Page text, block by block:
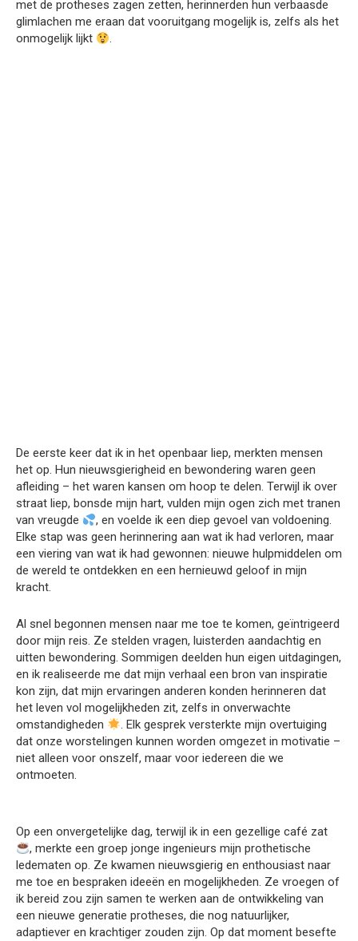
met de protheses zagen zetten, herinnerden hun verbaasde
glimlachen me eraan dat vooruitgang mogelijk is, zelfs als het
onmogelijk lijkt
.
De eerste keer dat ik in het openbaar liep, merkten mensen
het op. Hun nieuwsgierigheid en bewondering waren geen
afleiding – het waren kansen om hoop te delen. Terwijl ik over
straat liep, bonsde mijn hart, vulden mijn ogen zich met tranen
van vreugde
, en voelde ik een diep gevoel van voldoening.
Elke stap was geen herinnering aan wat ik had verloren, maar
een viering van wat ik had gewonnen: nieuwe hulpmiddelen om
de wereld te ontdekken en een hernieuwd geloof in mijn
kracht.
Al snel begonnen mensen naar me toe te komen, geïntrigeerd
door mijn reis. Ze stelden vragen, luisterden aandachtig en
uitten bewondering. Sommigen deelden hun eigen uitdagingen,
en ik realiseerde me dat mijn verhaal een bron van inspiratie
kon zijn, dat mijn ervaringen anderen konden herinneren dat
het leven vol mogelijkheden zit, zelfs in onverwachte
omstandigheden
. Elk gesprek versterkte mijn overtuiging
dat onze worstelingen kunnen worden omgezet in motivatie –
niet alleen voor onszelf, maar voor iedereen die we
ontmoeten.
Op een onvergetelijke dag, terwijl ik in een gezellige café zat
, merkte een groep jonge ingenieurs mijn prothetische
ledematen op. Ze kwamen nieuwsgierig en enthousiast naar
me toe en bespraken ideeën en mogelijkheden. Ze vroegen of
ik bereid zou zijn samen te werken aan de ontwikkeling van
een nieuwe generatie protheses, die nog natuurlijker,
adaptiever en krachtiger zouden zijn. Op dat moment besefte